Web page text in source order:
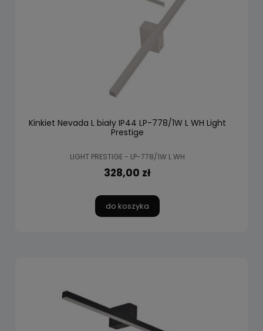
Kinkiet Nevada L biały IP44 LP-778/1W L WH Light
Prestige
LIGHT PRESTIGE - LP-778/1W L WH
328,00 zł
do koszyka